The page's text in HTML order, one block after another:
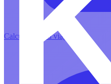
Calcular minha viagem